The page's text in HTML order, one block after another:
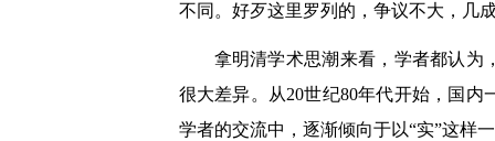
不同。好歹这里罗列的，争议不大，几
拿明清学术思潮来看，学者都认为
很大差异。从20世纪80年代开始，国
学者的交流中，逐渐倾向于以“实”这样